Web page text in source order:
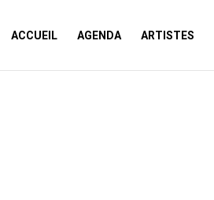
ACCUEIL AGENDA ARTISTES